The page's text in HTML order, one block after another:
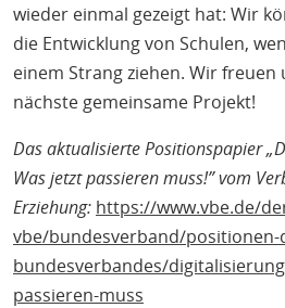
wieder einmal gezeigt hat: Wir
die Entwicklung von Schulen,
einem Strang ziehen. Wir freuen
nächste gemeinsame Projekt!
Das aktualisierte Positionspapier
Was jetzt passieren muss!” vom
Erziehung: https://www.vbe.de/
vbe/bundesverband/positionen-
bundesverbandes/
passieren-muss